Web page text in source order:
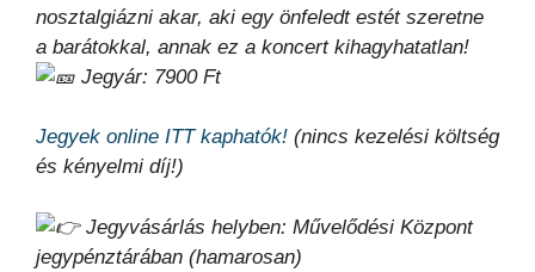
nosztalgiázni akar, aki egy önfeledt estét szeretne
a barátokkal, annak ez a koncert kihagyhatatlan!
Jegyár: 7900 Ft
Jegyek online ITT kaphatók! (nincs kezelési költség
és kényelmi díj!)
Jegyvásárlás helyben: Művelődési Központ
jegypénztárában (hamarosan)